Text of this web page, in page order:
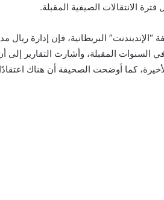
الانتقالات الصيفية المقبلة.
البريطانية، فإن إدارة ريال
المقبلة، وأشارت التقارير إلى
كما أوضحت الصحيفة أن هناك